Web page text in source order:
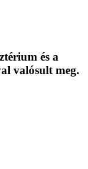
és a
valósult meg.